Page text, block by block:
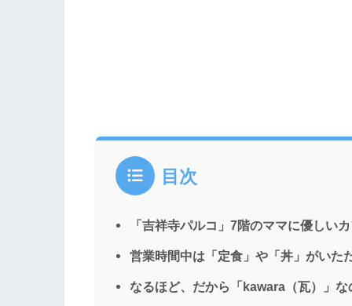
目次
「吉祥寺パルコ」7階のママに優しい
営業時間中は「定食」や「丼」がいた
なるほど、だから「kawara（瓦）」な